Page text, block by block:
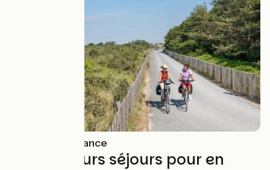
EuroVelo en France
Les meilleurs séjours pour en